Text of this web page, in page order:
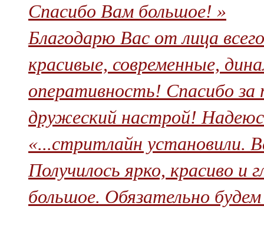
Спасибо Вам большое! »
Благодарю Вас от лица
красивые, современные,
оперативность! Спасибо за
дружеский настрой!
«...стритлайн установили.
Получилось ярко, красиво и
большое. Обязательно